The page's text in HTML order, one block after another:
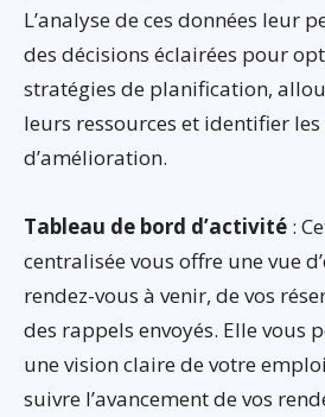
L’analyse de ces données leur
des décisions éclairées pour
stratégies de planification,
leurs ressources et identifier les
d’amélioration.
Tableau de bord d’activité :
centralisée vous offre une vue
rendez-vous à venir, de vos
des rappels envoyés. Elle vous
une vision claire de votre
suivre l’avancement de vos